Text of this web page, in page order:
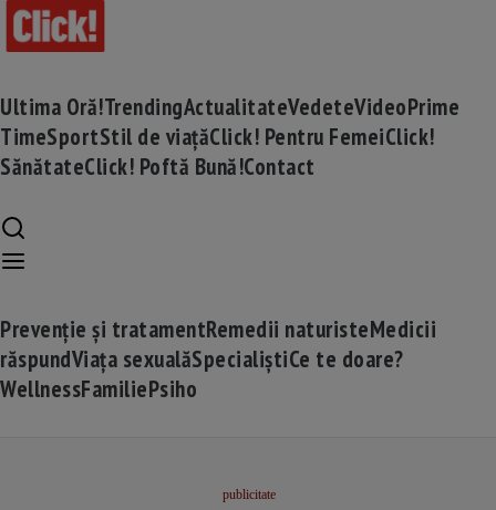
Ultima Oră!TrendingActualitateVedeteVideoPrime
TimeSportStil de viațăClick! Pentru FemeiClick!
SănătateClick! Poftă Bună!Contact
Prevenție și tratamentRemedii naturisteMedicii
răspundViața sexualăSpecialiștiCe te doare?
WellnessFamiliePsiho